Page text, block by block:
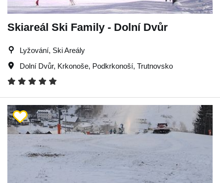
Skiareál Ski Family - Dolní Dvůr
Lyžování, Ski Areály
Dolní Dvůr, Krkonoše, Podkrkonoší, Trutnovsko